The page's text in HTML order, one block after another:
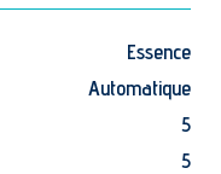
Essence
Automatique
5
5